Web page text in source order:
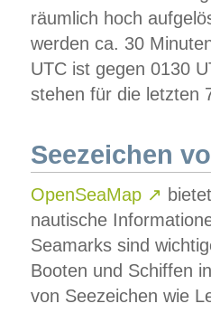
räumlich hoch
werden ca. 30
UTC ist gegen 0130
stehen für die letzten
Seezeichen
OpenSeaMap ↗
nautische
Seamarks sind
Booten und Schiffen
von Seezeichen wie